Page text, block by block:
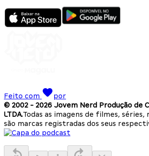
Feito com
por
© 2002 - 2026 Jovem Nerd Produção de
LTDA.Todas as imagens de filmes, séries,
são marcas registradas dos seus